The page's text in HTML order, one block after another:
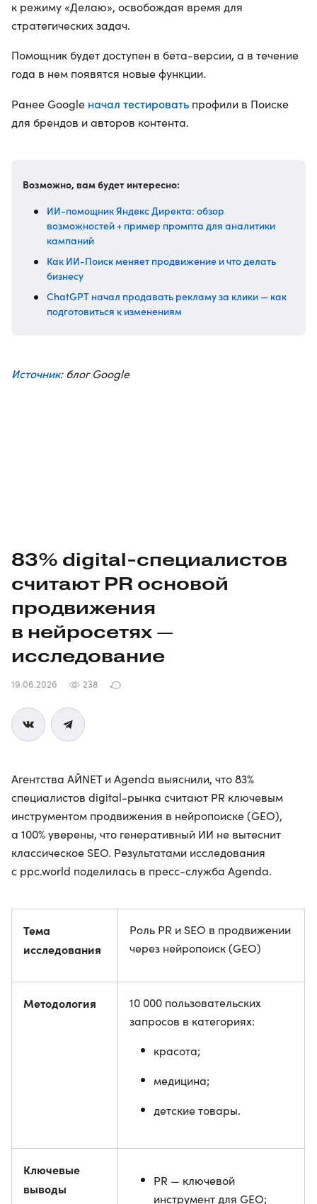
к режиму «Делаю», освобождая время для
стратегических задач.
Помощник будет доступен в бета-версии, а в течение
года в нем появятся новые функции.
Ранее Google начал тестировать профили в Поиске
для брендов и авторов контента.
Возможно, вам будет интересно:
ИИ-помощник Яндекс Директа: обзор
возможностей + пример промпта для аналитики
кампаний
Как ИИ-Поиск меняет продвижение и что делать
бизнесу
ChatGPT начал продавать рекламу за клики — как
подготовиться к изменениям
Источник: блог Google
83% digital-специалистов
считают PR основой
продвижения
в нейросетях —
исследование
19.06.2026 238
Агентства АЙNET и Agenda выяснили, что 83%
специалистов digital-рынка считают PR ключевым
инструментом продвижения в нейропоиске (GEO),
а 100% уверены, что генеративный ИИ не вытеснит
классическое SEO. Результатами исследования
с ppc.world поделилась в пресс-служба Agenda.
Тема
исследования
Роль PR и SEO в продвижении
через нейропоиск (GEO)
Методология
10 000 пользовательских
запросов в категориях:
красота;
медицина;
детские товары.
Ключевые
выводы
PR — ключевой
инструмент для GEO;